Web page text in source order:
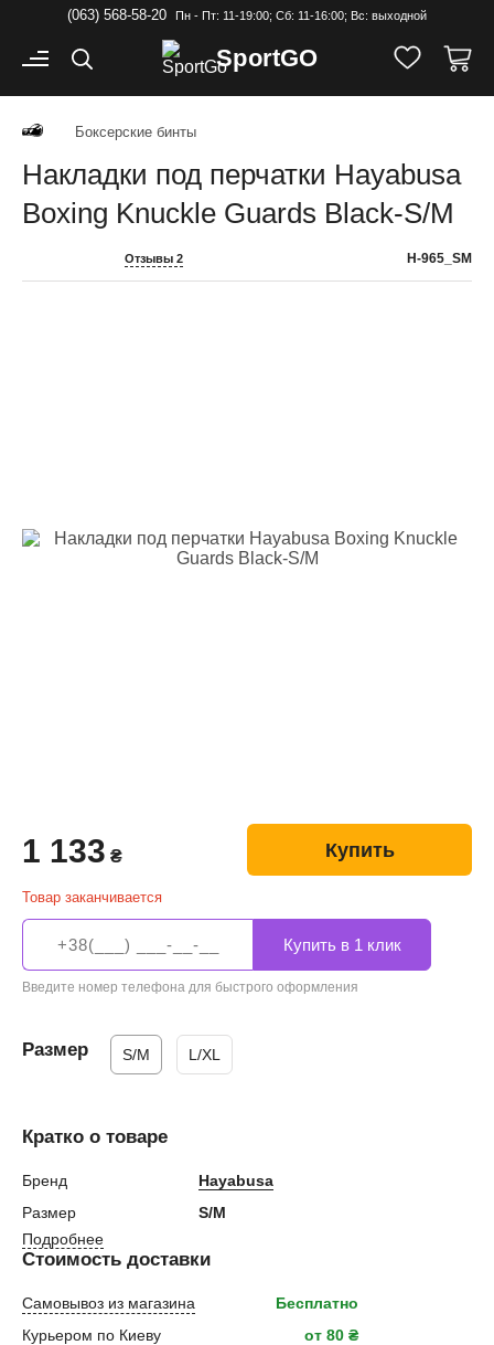
(063) 568-58-20 Пн - Пт: 11-19:00; Cб: 11-16:00; Вс: выходной
SportGO
Боксерские бинты
Накладки под перчатки Hayabusa
Boxing Knuckle Guards Black-S/M
Отзывы 2 H-965_SM
1 133 ₴
Товар заканчивается
Купить
Введите номер телефона для быстрого оформления
Размер S/M L/XL
Кратко о товаре
Бренд
Hayabusa
Размер
S/M
Подробнее
Стоимость доставки
Самовывоз из магазина
Бесплатно
Курьером по Киеву
от 80 ₴